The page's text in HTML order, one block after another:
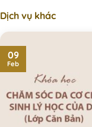
Dịch vụ khác
09
Feb